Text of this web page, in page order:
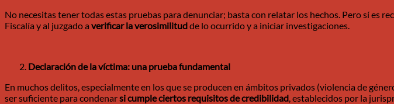
No necesitas tener todas estas pruebas para denunciar; basta con relatar los hechos. Pero sí es
Fiscalía y al juzgado averificar la verosimilitudde lo ocurrido y a iniciar investigaciones.
Declaración de la víctima: una prueba fundamental
En muchos delitos, especialmente en los que se producen en ámbitos privados (violencia de
ser suficiente para condenarsi cumple ciertos requisitos de credibilidad, establecidos por la